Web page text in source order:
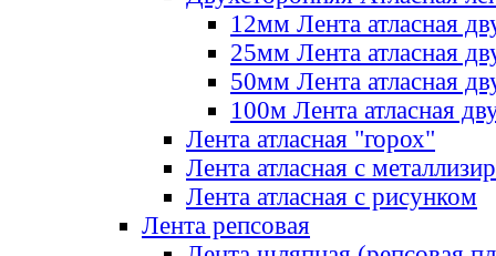
12мм Лента атласная
25мм Лента атласная
50мм Лента атласная
100м Лента атласная
Лента атласная "горох"
Лента атласная с
Лента атласная с рисунком
Лента репсовая